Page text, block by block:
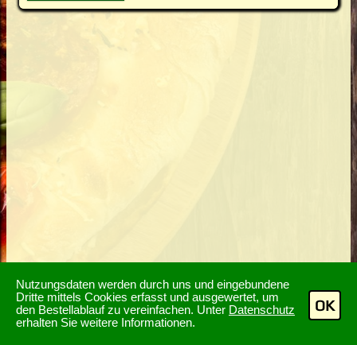
Nutzungsdaten werden durch uns und eingebundene
Dritte mittels Cookies erfasst und ausgewertet, um
den Bestellablauf zu vereinfachen. Unter Datenschutz
erhalten Sie weitere Informationen.
OK